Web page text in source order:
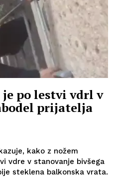
po lestvi vdrl v
prijatelja
kako z nožem
vdre v stanovanje bivšega
steklena balkonska vrata.